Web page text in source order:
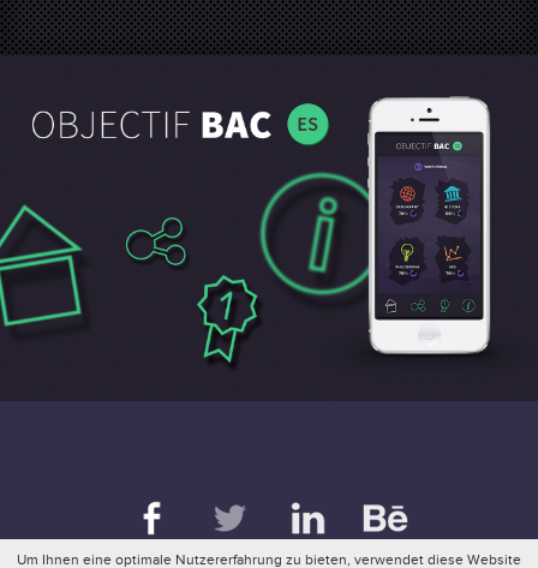
pl en de
fr
Um Ihnen eine optimale Nutzererfahrung zu bieten, verwendet diese Website